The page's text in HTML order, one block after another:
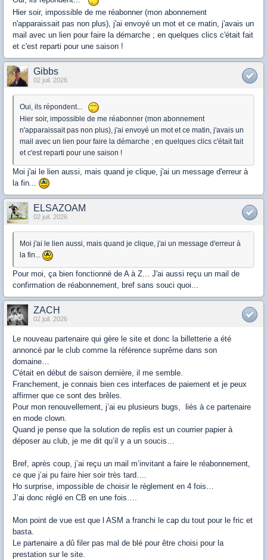
Hier soir, impossible de me réabonner (mon abonnement
n'apparaissait pas non plus), j'ai envoyé un mot et ce matin, j'avais un
mail avec un lien pour faire la démarche ; en quelques clics c'était fait
et c'est reparti pour une saison !
Gibbs
02 juil. 2026
Oui, ils répondent...
Hier soir, impossible de me réabonner (mon abonnement
n'apparaissait pas non plus), j'ai envoyé un mot et ce matin, j'avais un
mail avec un lien pour faire la démarche ; en quelques clics c'était fait
et c'est reparti pour une saison !
Moi j'ai le lien aussi, mais quand je clique, j'ai un message d'erreur à
la fin...
ELSAZOAM
02 juil. 2026
Moi j'ai le lien aussi, mais quand je clique, j'ai un message d'erreur à
la fin...
Pour moi, ça bien fonctionné de A à Z... J'ai aussi reçu un mail de
confirmation de réabonnement, bref sans souci quoi...
ZACH
02 juil. 2026
Le nouveau partenaire qui gère le site et donc la billetterie a été
annoncé par le club comme la référence suprême dans son
domaine…
C'était en début de saison dernière, il me semble.
Franchement, je connais bien ces interfaces de paiement et je peux
affirmer que ce sont des brêles.
Pour mon renouvellement, j’ai eu plusieurs bugs, liés à ce partenaire
en mode clown.
Quand je pense que la solution de replis est un courrier papier à
déposer au club, je me dit qu’il y a un soucis…
Bref, après coup, j’ai reçu un mail m’invitant a faire le réabonnement,
ce que j’ai pu faire hier soir très tard….
Ho surprise, impossible de choisir le règlement en 4 fois…
J’ai donc réglé en CB en une fois….
Mon point de vue est que l ASM a franchi le cap du tout pour le fric et
basta.
Le partenaire a dû filer pas mal de blé pour être choisi pour la
prestation sur le site.